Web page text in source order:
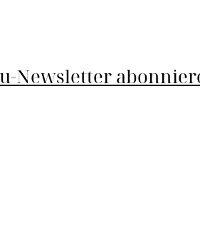
Newsletter